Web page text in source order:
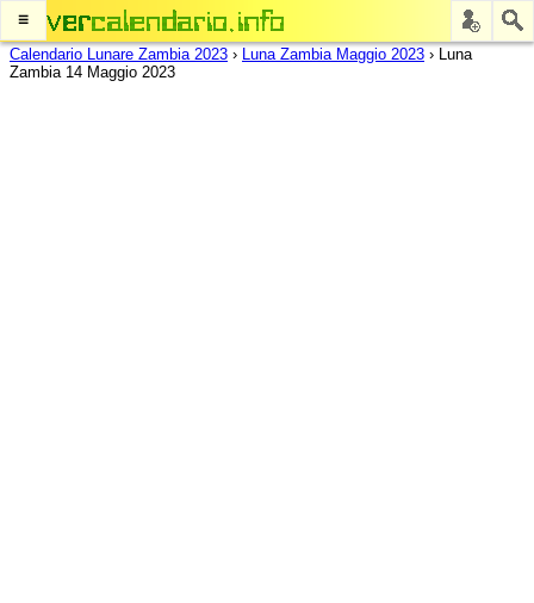
≡
Calendario Lunare Zambia 2023 › Luna Zambia Maggio 2023 › Luna
Zambia 14 Maggio 2023